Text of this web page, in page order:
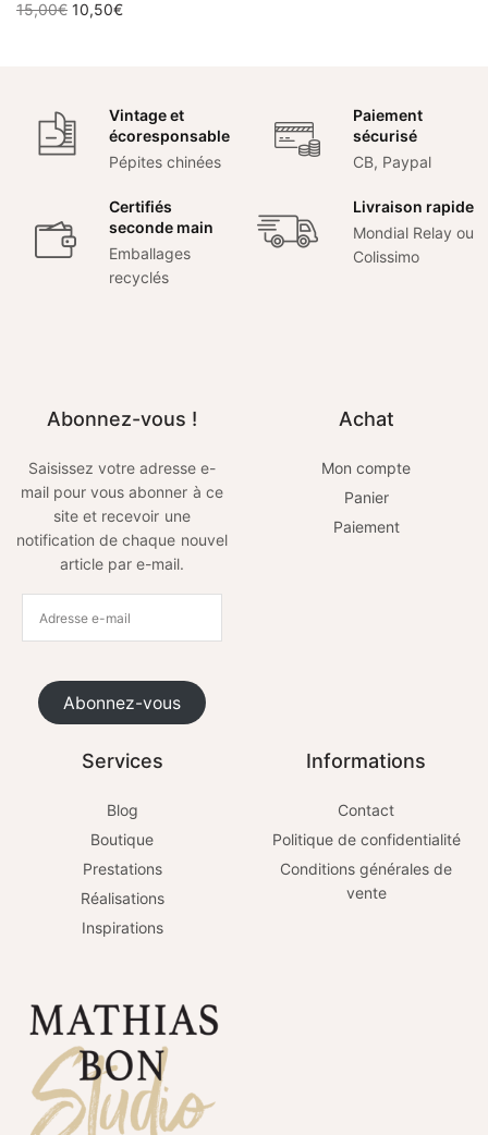
15,00€ Le prix
10,50€Le prix
Vintage et
écoresponsable
Pépites chinées
Paiement
sécurisé
CB, Paypal
Certifiés
seconde main
Emballages
recyclés
Livraison rapide
Mondial Relay ou
Colissimo
Abonnez-vous !
Saisissez votre adresse e-
mail pour vous abonner à ce
site et recevoir une
notification de chaque nouvel
article par e-mail.
Abonnez-vous
Achat
Mon compte
Panier
Paiement
Services
Blog
Boutique
Prestations
Réalisations
Inspirations
Informations
Contact
Politique de confidentialité
Conditions générales de
vente